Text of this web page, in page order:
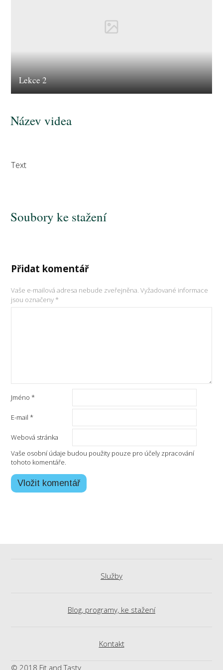
Lekce 2
Název videa
Text
Soubory ke stažení
Přidat komentář
Vaše e-mailová adresa nebude zveřejněna. Vyžadované informace
jsou označeny*
Jméno*
E-mail*
Webová stránka
Vaše osobní údaje budou použity pouze pro účely zpracování
tohoto komentáře.
Služby
Blog, programy, ke stažení
Kontakt
© 2018 Fit and Tasty